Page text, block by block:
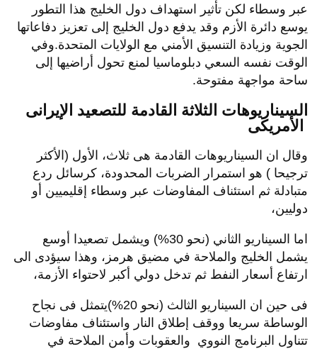
عبر وسطاء لكن تأثير استهداف دول الخليج هذا التطور
يوسع دائرة الأزم وقد يدفع دول الخليج إلى تعزيز دفاعاتها
الجوية وزيادة التنسيق الأمني مع الولايات المتحدة.وفي
الوقت نفسه السعي دبلوماسيا لمنع تحول أراضيها إلى
ساحة مواجهة مفتوحة.
السيناريوهات الثلاثة القادمة للتصعيد الإيرانى
وقال ان السيناريوهات القادمة هى ثلاث، الأول (الأكثر
ترجيحا ) هو استمرار الضربات المحدودة، كرسائل ردع
متبادلة ثم استئناف المفاوضات عبر وسطاء إقليميين أو
دوليين،
اما السيناريو الثاني (نحو 30%) ويشمل تصعيدا أوسع
يشمل الخليج والملاحة في مضيق هرمز، وهذا سيؤدى الى
ارتفاع أسعار النفط ثم تدخل دولي أكبر لاحتواء الأزمة،
فى حين ان السيناريو الثالث (نحو 20%)يتمثل فى نجاح
الوساطة سريعا ووقف إطلاق النار واستئناف مفاوضات
تتناول البرنامج النووي والعقوبات وأمن الملاحة في